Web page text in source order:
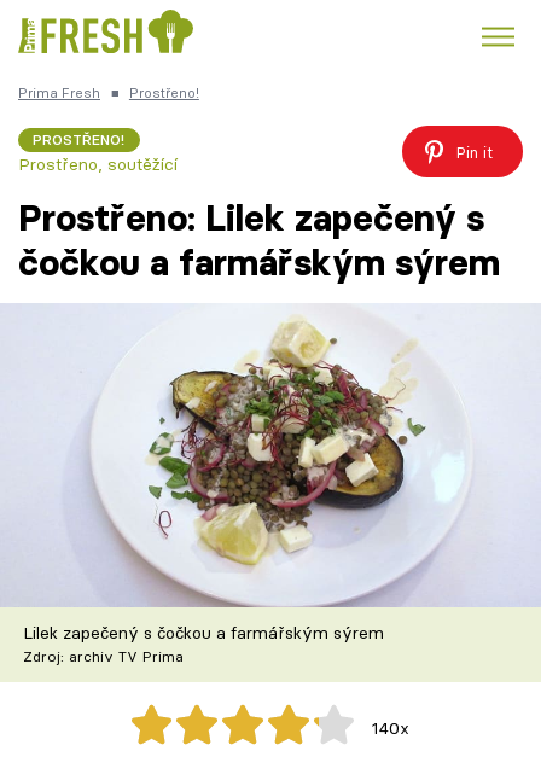
Česká kuchyně
TV Program
Škola vaření
Recepty z TV
Speciál: Cuketa
Těhotnej kuchař
Prima Fresh ■ Prostřeno!
PROSTŘENO!
Prostřeno, soutěžící
Pin it
Prostřeno: Lilek zapečený s
čočkou a farmářským sýrem
Lilek zapečený s čočkou a farmářským sýrem
Zdroj: archiv TV Prima
140x